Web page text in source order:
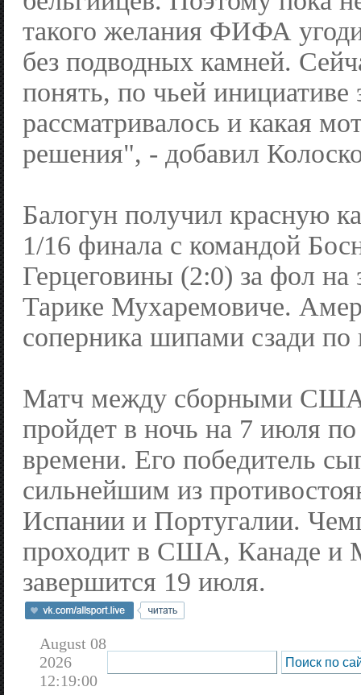
такого желания ФИФА
без подводных камней.
понять, по чьей инициативе
рассматривалось и какая
решения", - добавил
Балогун получил красную
1/16 финала с командой
Герцеговины (2:0) за фол на
Тарике Мухаремовиче.
соперника шипами сзади по
Матч между сборными США
пройдет в ночь на 7 июля
времени. Его победитель
сильнейшим из
Испании и Португалии.
проходит в США, Канаде и
завершится 19 июля.
August 08
2026
12:19:00